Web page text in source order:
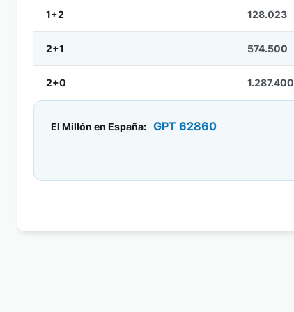
1+2 128.023
2+1 574.500
2+0 1.287.400
El Millón en España: GPT 62860